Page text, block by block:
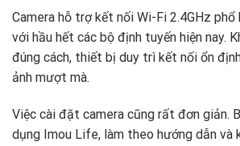
Camera hỗ trợ kết nối Wi-Fi 2.4GHz
với hầu hết các bộ định tuyến hiện nay.
đúng cách, thiết bị duy trì kết nối ổn
ảnh mượt mà.
Việc cài đặt camera cũng rất đơn giản.
dụng Imou Life, làm theo hướng dẫn và